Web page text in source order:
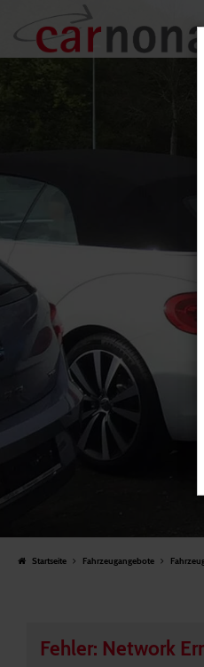
Zum
Hauptinhalt
springen
Startseite Fahrzeugangebote
Fehler: Network